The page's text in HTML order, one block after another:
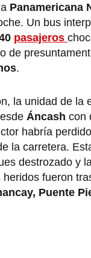
Panamericana
Un bus
pasajeros
de
.
la unidad de la
Áncash con
habría
la carretera.
destrozado y
heridos fueron
Puente